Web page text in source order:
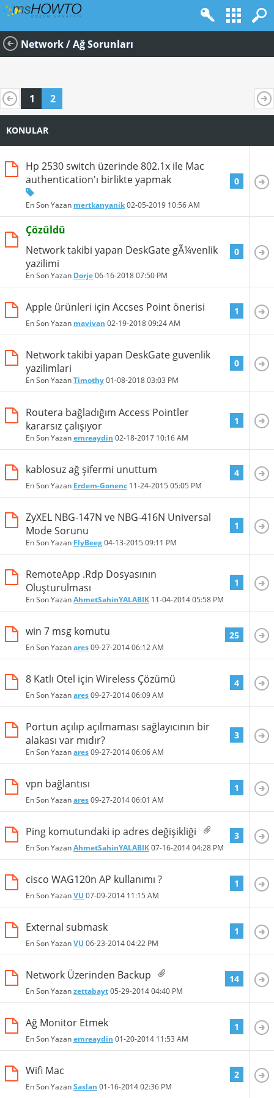
Network / Ağ Sorunları
1 2
KONULAR
Hp 2530 switch üzerinde 802.1x ile Mac
authentication'ı birlikte yapmak
En Son Yazan mertkanyanik02-05-2019 10:56 AM
0
Çözüldü
Network takibi yapan DeskGate gÃ¼venlik
yazilimi
En Son Yazan Dorje06-16-201807:50 PM
0
Apple ürünleri için Accses Point önerisi
En Son Yazan mavivan 02-19-201809:24 AM
1
Network takibi yapan DeskGate guvenlik
yazilimlari
En Son YazanTimothy01-08-201803:03 PM
0
Routera bağladığım Access Pointler
kararsız çalışıyor
En Son Yazanemreaydin 02-18-2017 10:16 AM
1
kablosuz ağ şifermi unuttum
En Son Yazan Erdem-Gonenc 11-24-2015 05:05 PM
4
ZyXEL NBG-147N ve NBG-416N Universal
Mode Sorunu
En Son Yazan FlyBeeg04-13-2015 09:11 PM
1
RemoteApp .Rdp Dosyasının
Oluşturulması
En Son YazanAhmetSahinYALABIK 11-04-201405:58 PM
1
win 7 msg komutu
En Son Yazanares09-27-201406:12 AM
25
8 Katlı Otel için Wireless Çözümü
En Son Yazanares09-27-201406:09 AM
4
Portun açılıp açılmaması sağlayıcının bir
alakası var mıdır?
En Son Yazanares09-27-201406:06 AM
3
vpn bağlantısı
En Son Yazanares09-27-201406:01 AM
1
Ping komutundaki ip adres değişikliği
En Son YazanAhmetSahinYALABIK07-16-201404:28 PM
3
cisco WAG120n AP kullanımı ?
En Son YazanVU 07-09-2014 11:15 AM
1
External submask
En Son YazanVU 06-23-201404:22 PM
1
Network Üzerinden Backup
En Son Yazanzettabayt05-29-201404:40 PM
14
Ağ Monitor Etmek
En Son Yazanemreaydin 01-20-2014 11:53 AM
1
Wifi Mac
En Son YazanSaslan 01-16-201402:36 PM
2